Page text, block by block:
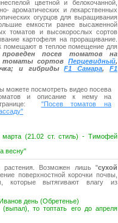
цветной и белокочанной,
ароматических и лекарственных
огурцов для выращивания
емкости ранее высаженной
томатов и высокорослых сортов
картофеля на проращивание.
помещают в теплое помещение для
проведен посев томатов на
томаты сортов Перцевидный,
и гибридыF1 Самара,F1
можете посмотреть видео посева
и описание к нему на
"Посев томатов на
марта (21.02 ст. стиль) - Тимофей
весну"
Возможен лишь "сухой
поверхностной корочки почвы,
которые вытягивают влагу из
день (Обретенье)
то топтать его до апреля